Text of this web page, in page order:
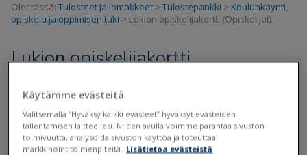
Olet tässä: Tulosteet ja lomakkeet >Tulostepankki > Koulunkäynti,
opiskelu ja oppimisen tuki > Lukion opiskelijakortti (Opiskelijat)
Lukion opiskelijakortti
(Opiskelijat)
Päivitetty viimeksi: 18.9.2020
Käytämme evästeitä
Valitsemalla “Hyväksy kaikki evästeet” hyväksyt evästeiden
tallentamisen laitteellesi. Niiden avulla voimme parantaa sivuston
toimivuutta, analysoida sivuston käyttöä ja toteuttaa
markkinointitoimenpiteitä. Lisätietoa evästeistä